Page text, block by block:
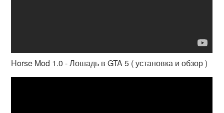
Horse Mod 1.0 - Лошадь в GTA 5 ( установка и обзор )